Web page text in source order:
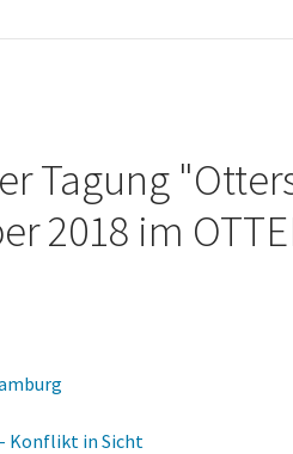
Tagung
2018 im
Konflikt in Sicht